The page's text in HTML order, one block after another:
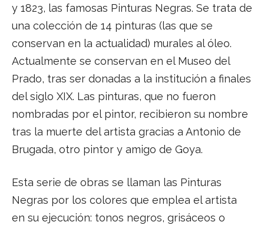
y 1823, las famosas Pinturas Negras. Se trata de
una colección de 14 pinturas (las que se
conservan en la actualidad) murales al óleo.
Actualmente se conservan en el Museo del
Prado, tras ser donadas a la institución a finales
del siglo XIX. Las pinturas, que no fueron
nombradas por el pintor, recibieron su nombre
tras la muerte del artista gracias a Antonio de
Brugada, otro pintor y amigo de Goya.
Esta serie de obras se llaman las Pinturas
Negras por los colores que emplea el artista
en su ejecución: tonos negros, grisáceos o